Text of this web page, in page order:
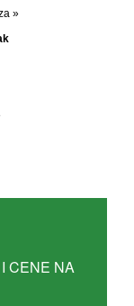
CENE NA